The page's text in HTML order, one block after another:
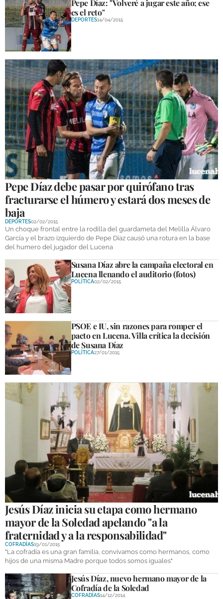
Pepe Díaz: "Volveré a jugar este año; ese
es el reto"
DEPORTES14/04/2015
Pepe Díaz debe pasar por quirófano tras
fracturarse el húmero y estará dos meses de
baja
DEPORTES02/02/2015
Un choque frontal entre la rodilla del guardameta del Melilla Álvaro
García y el brazo izquierdo de Pepe Díaz causó una rotura en la base
del humero del jugador del Lucena
Susana Díaz abre la campaña electoral en
Lucena llenando el auditorio (fotos)
POLÍTICA02/02/2015
PSOE e IU, sin razones para romper el
pacto en Lucena. Villa crítica la decisión
de Susana Díaz
POLÍTICA27/01/2015
Jesús Díaz inicia su etapa como hermano
mayor de la Soledad apelando "a la
fraternidad y a la responsabilidad"
COFRADÍAS19/01/2015
"La cofradía es una gran familia, convivamos como hermanos, como
hijos de una misma Madre porque todos somos iguales"
Jesús Díaz, nuevo hermano mayor de la
Cofradía de la Soledad
COFRADÍAS14/12/2014